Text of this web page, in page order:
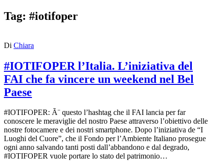
Tag: #iotifoper
Di Chiara
#IOTIFOPER l’Italia. L’iniziativa del
FAI che fa vincere un weekend nel Bel
Paese
#IOTIFOPER: Ã¨ questo l’hashtag che il FAI lancia per far
conoscere le meraviglie del nostro Paese attraverso l’obiettivo delle
nostre fotocamere e dei nostri smartphone. Dopo l’iniziativa de “I
Luoghi del Cuore”, che il Fondo per l’Ambiente Italiano prosegue
ogni anno salvando tanti posti dall’abbandono e dal degrado,
#IOTIFOPER vuole portare lo stato del patrimonio…